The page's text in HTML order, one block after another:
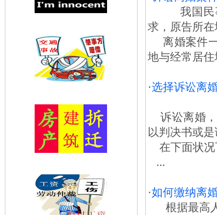
我国民事
求，原告所
离婚案件一
地与经常居住
·选择诉讼离
诉讼离婚，
以判决书或
在下面状况
...
·如何缴纳离
根据最高人